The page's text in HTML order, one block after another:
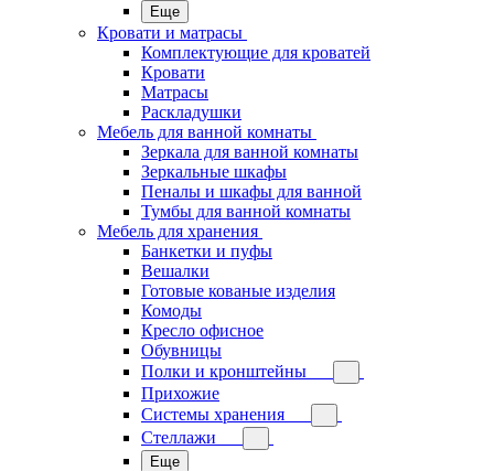
Еще
Кровати и матрасы
Комплектующие для кроватей
Кровати
Матрасы
Раскладушки
Мебель для ванной комнаты
Зеркала для ванной комнаты
Зеркальные шкафы
Пеналы и шкафы для ванной
Тумбы для ванной комнаты
Мебель для хранения
Банкетки и пуфы
Вешалки
Готовые кованые изделия
Комоды
Кресло офисное
Обувницы
Полки и кронштейны
Прихожие
Системы хранения
Стеллажи
Еще